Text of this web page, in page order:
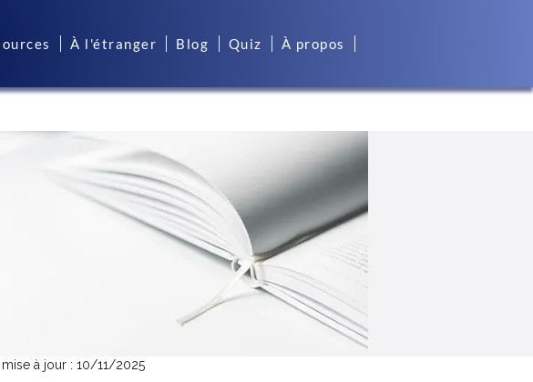
À l'étranger Blog Quiz À propos
mise à jour : 10/11/2025